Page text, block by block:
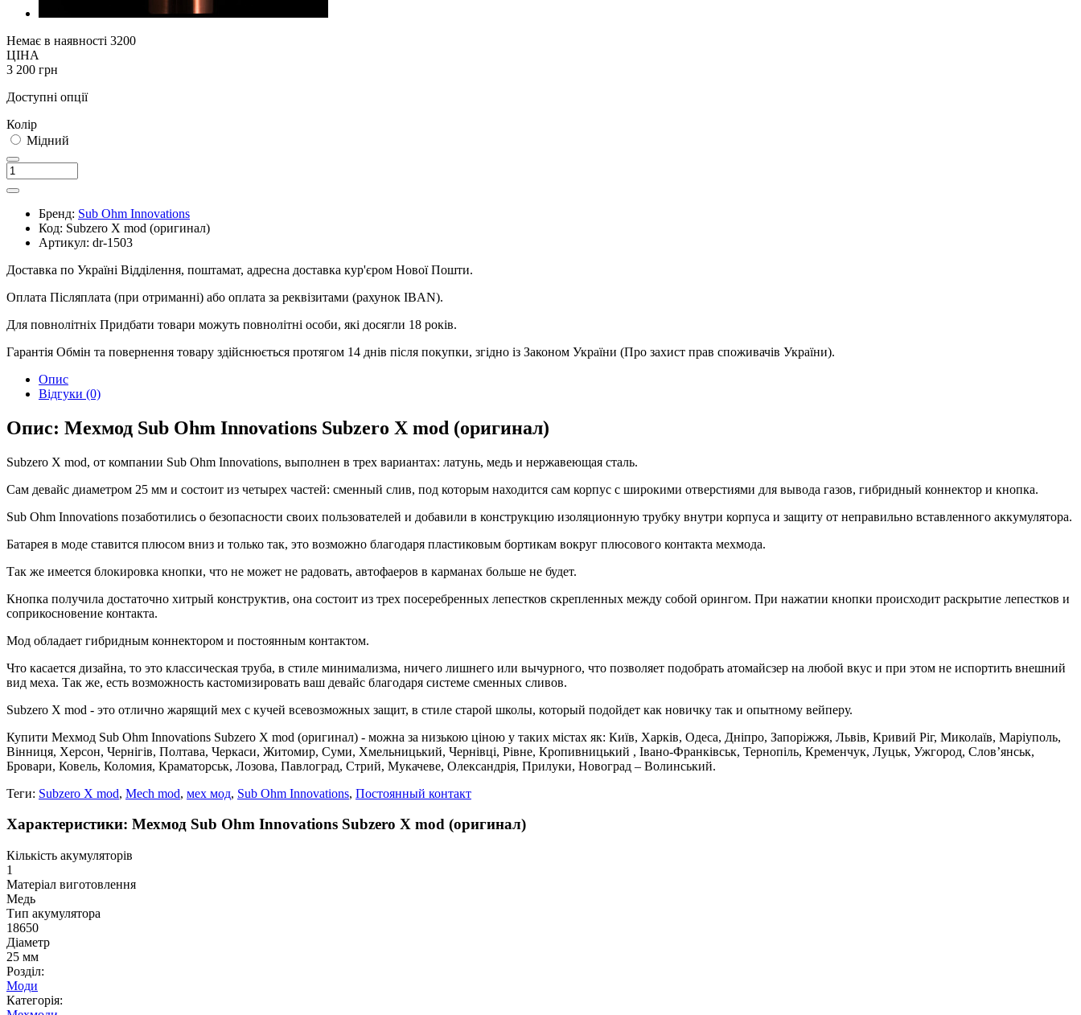
Немає в наявності 3200
ЦІНА
3 200 грн
Доступні опції
Колір
Мідний
Бренд: Sub Ohm Innovations
Код: Subzero X mod (оригинал)
Артикул: dr-1503
Доставка по Україні Відділення, поштамат, адресна доставка кур'єром Нової Пошти.
Оплата Післяплата (при отриманні) або оплата за реквізитами (рахунок IBAN).
Для повнолітніх Придбати товари можуть повнолітні особи, які досягли 18 років.
Гарантія Обмін та повернення товару здійснюється протягом 14 днів після покупки, згідно із Законом України (Про захист прав споживачів України).
Опис
Відгуки (0)
Опис: Мехмод Sub Ohm Innovations Subzero X mod (оригинал)
Subzero X mod, от компании Sub Ohm Innovations, выполнен в трех вариантах: латунь, медь и нержавеющая сталь.
Сам девайс диаметром 25 мм и состоит из четырех частей: сменный слив, под которым находится сам корпус с широкими отверстиями для вывода газов, гибридный коннектор и кнопка.
Sub Ohm Innovations позаботились о безопасности своих пользователей и добавили в конструкцию изоляционную трубку внутри корпуса и защиту от неправильно вставленного аккумулятора.
Батарея в моде ставится плюсом вниз и только так, это возможно благодаря пластиковым бортикам вокруг плюсового контакта мехмода.
Так же имеется блокировка кнопки, что не может не радовать, автофаеров в карманах больше не будет.
Кнопка получила достаточно хитрый конструктив, она состоит из трех посеребренных лепестков скрепленных между собой орингом. При нажатии кнопки происходит раскрытие лепестков и
соприкосновение контакта.
Мод обладает гибридным коннектором и постоянным контактом.
Что касается дизайна, то это классическая труба, в стиле минимализма, ничего лишнего или вычурного, что позволяет подобрать атомайсзер на любой вкус и при этом не испортить внешний
вид меха. Так же, есть возможность кастомизировать ваш девайс благодаря системе сменных сливов.
Subzero X mod - это отлично жарящий мех с кучей всевозможных защит, в стиле старой школы, который подойдет как новичку так и опытному вейперу.
Купити Мехмод Sub Ohm Innovations Subzero X mod (оригинал) - можна за низькою ціною у таких містах як: Київ, Харків, Одеса, Дніпро, Запоріжжя, Львів, Кривий Ріг, Миколаїв, Маріуполь,
Вінниця, Херсон, Чернігів, Полтава, Черкаси, Житомир, Суми, Хмельницький, Чернівці, Рівне, Кропивницький , Івано-Франківськ, Тернопіль, Кременчук, Луцьк, Ужгород, Слов’янськ,
Бровари, Ковель, Коломия, Краматорськ, Лозова, Павлоград, Стрий, Мукачеве, Олександрія, Прилуки, Новоград – Волинський.
Теги: Subzero X mod, Mech mod, мех мод, Sub Ohm Innovations, Постоянный контакт
Характеристики: Мехмод Sub Ohm Innovations Subzero X mod (оригинал)
Кількість акумуляторів
1
Матеріал виготовлення
Медь
Тип акумулятора
18650
Діаметр
25 мм
Розділ:
Моди
Категорія: